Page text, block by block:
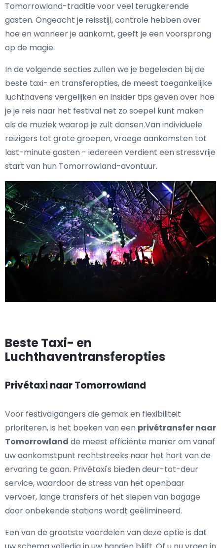
Tomorrowland-traditie voor veel terugkerende
gasten. Ongeacht je reisstijl, controle hebben over
hoe en wanneer je aankomt, geeft je een voorsprong
op de magie.
In de volgende secties zullen we je begeleiden bij de
beste taxi- en transferopties, de meest toegankelijke
luchthavens vergelijken en insider tips geven over hoe
je je reis naar het festival net zo soepel kunt maken
als de muziek waarop je zult dansen.Van individuele
reizigers tot grote groepen, vroege aankomsten tot
last-minute gasten - iedereen verdient een stressvrije
start van hun Tomorrowland-avontuur.
Beste Taxi- en
Luchthaventransferopties
Privétaxi naar Tomorrowland
Voor festivalgangers die gemak en flexibiliteit
prioriteren, is het boeken van een privétransfer naar
Tomorrowland de meest efficiënte manier om vanaf
uw aankomstpunt rechtstreeks naar het hart van de
ervaring te gaan. Privétaxi's bieden deur-tot-deur
service, waardoor de stress van het openbaar
vervoer, lange transfers of het slepen van bagage
door onbekende stations wordt geëlimineerd.
Een van de grootste voordelen van deze optie is dat